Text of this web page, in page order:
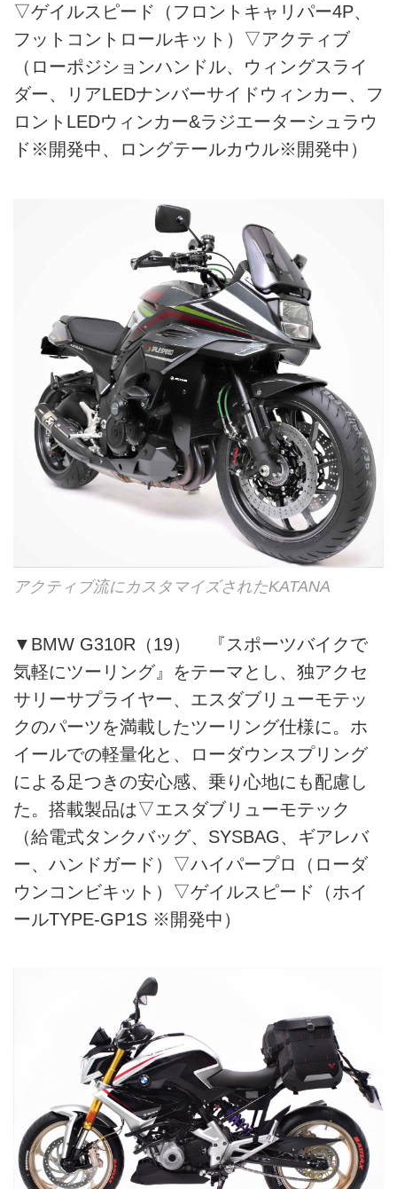
▽ゲイルスピード（フロントキャリパー4P、
フットコントロールキット）▽アクティブ
（ローポジションハンドル、ウィングスライ
ダー、リアLEDナンバーサイドウィンカー、フ
ロントLEDウィンカー&ラジエーターシュラウ
ド※開発中、ロングテールカウル※開発中）
アクティブ流にカスタマイズされたKATANA
▼BMW G310R（19） 『スポーツバイクで
気軽にツーリング』をテーマとし、独アクセ
サリーサプライヤー、エスダブリューモテッ
クのパーツを満載したツーリング仕様に。ホ
イールでの軽量化と、ローダウンスプリング
による足つきの安心感、乗り心地にも配慮し
た。搭載製品は▽エスダブリューモテック
（給電式タンクバッグ、SYSBAG、ギアレバ
ー、ハンドガード）▽ハイパープロ（ローダ
ウンコンビキット）▽ゲイルスピード（ホイ
ールTYPE-GP1S ※開発中）